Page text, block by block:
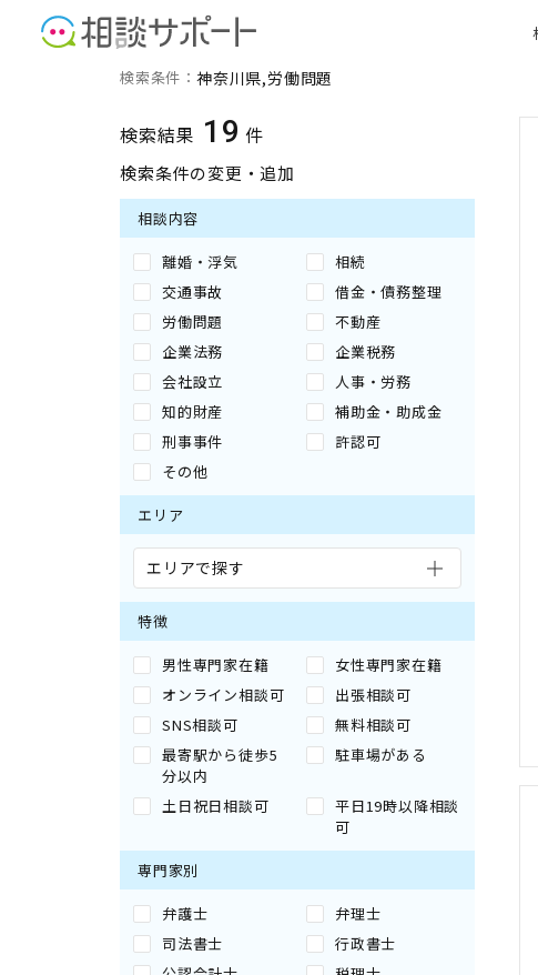
神奈川県の労働問題に強い専門
検索条件： 神奈川県 労働問題
検索結果 19 件
検索条件の変更・追加
相談内容
離婚・浮気
相続
交通事故
借金・債務整理
労働問題
不動産
企業法務
企業税務
会社設立
人事・労務
知的財産
補助金・助成金
刑事事件
許認可
その他
エリア
エリアで探す
特徴
男性専門家在籍
女性専門家在籍
オンライン相談可
出張相談可
SNS相談可
無料相談可
最寄駅から徒歩5
分以内
駐車場がある
土日祝日相談可
平日19時以降相談
可
専門家別
弁護士
弁理士
司法書士
行政書士